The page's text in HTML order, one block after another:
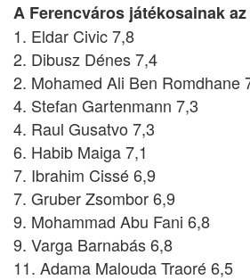
A Ferencváros játékosainak
1. Eldar Civic 7,8
2. Dibusz Dénes 7,4
2. Mohamed Ali Ben Romdhane
4. Stefan Gartenmann 7,3
4. Raul Gusatvo 7,3
6. Habib Maiga 7,1
7. Ibrahim Cissé 6,9
7. Gruber Zsombor 6,9
9. Mohammad Abu Fani 6,8
9. Varga Barnabás 6,8
11. Adama Malouda Traoré 6,5